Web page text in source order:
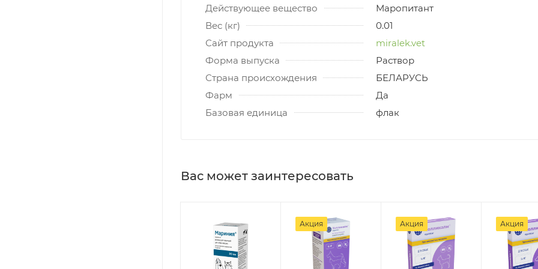
Действующее вещество
Маропитант
Вес (кг)
0.01
Сайт продукта
miralek.vet
Форма выпуска
Раствор
Страна происхождения
БЕЛАРУСЬ
Фарм
Да
Базовая единица
флак
Вас может заинтересовать
Акция Акция Акция